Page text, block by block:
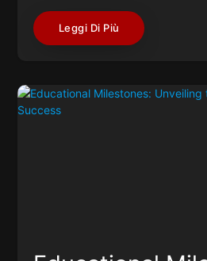
Leggi Di Più